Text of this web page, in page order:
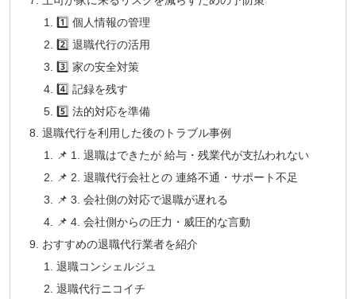
1️⃣ 個人情報の管理
2️⃣ 退職代行の活用
3️⃣ 家の安全対策
4️⃣ 記録を残す
5️⃣ 法的対応を準備
退職代行を利用した後のトラブル事例
📌 1. 退職はできたが 給与・残業代が支払われない
📌 2. 退職代行会社との 連絡不通・サポート不足
📌 3. 会社側の対応で退職が遅れる
📌 4. 会社側からの圧力・威圧的な言動
おすすめの退職代行業者を紹介
退職コンシェルジュ
退職代行ニコイチ